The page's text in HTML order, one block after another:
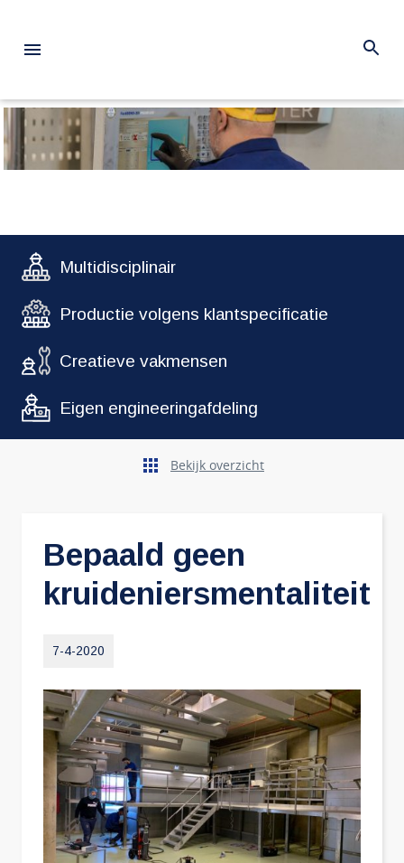
Multidisciplinair
Productie volgens klantspecificatie
Creatieve vakmensen
Eigen engineeringafdeling
Bekijk overzicht
Bepaald geen
kruideniersmentaliteit
7-4-2020